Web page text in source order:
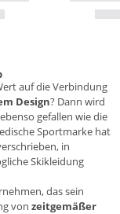
auf die Verbindung
Design? Dann wird
ebenso gefallen wie die
Sportmarke hat
in
Skikleidung
das sein
von zeitgemäßer